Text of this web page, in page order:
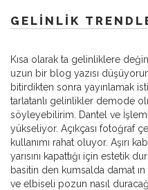
GELINLIK
Kısa olarak ta gelinliklere
uzun bir blog yazısı
bitirdikten sonra yayınlamak
tarlatanlı gelinlikler demode
söyleyebilirim. Dantel ve
yükseliyor. Açıkçası fotoğraf
kullanımı rahat oluyor. Aşırı
yarısını kapattığı için estetik
basitin den kumsalda damat
ve elbiseli pozun nasıl